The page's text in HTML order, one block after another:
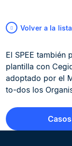
Volver a la
El SPEE también
plantilla con
adoptado por el
to-dos los